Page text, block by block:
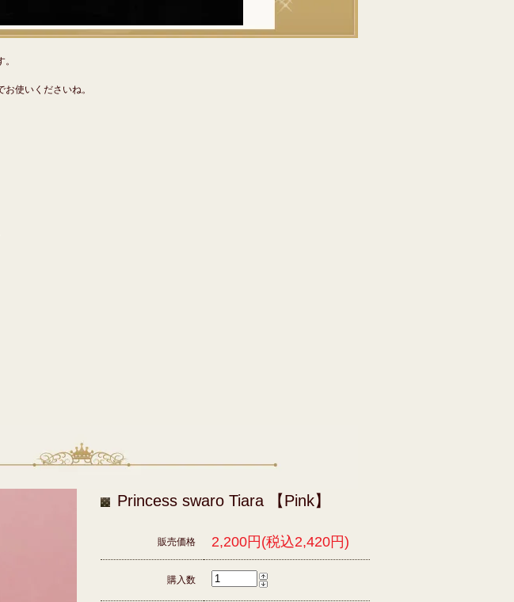
使いくださいね。
Princess swaro Tiara 【Pink】
販売価格 2,200円(税込2,420円)
購入数